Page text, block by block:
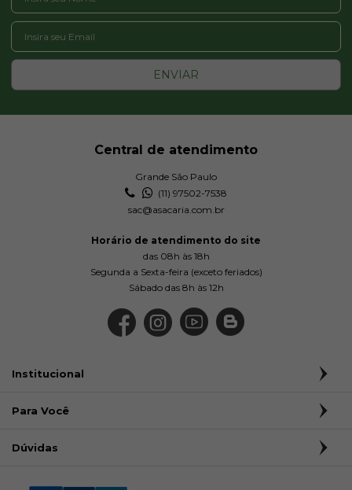
ENVIAR
Central de atendimento
Grande São Paulo
(11) 97502-7538
sac@asacaria.com.br
Horário de atendimento do site
das 08h às 18h
Segunda a Sexta-feira (exceto feriados)
Sábado das 8h às 12h
Institucional
Para Você
Dúvidas